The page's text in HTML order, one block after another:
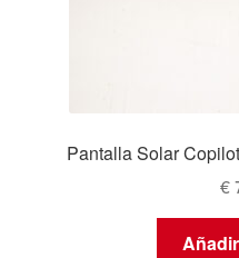
Pantalla Solar
€